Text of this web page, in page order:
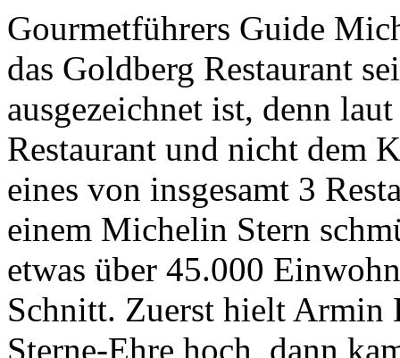
Gourmetführers Guide
das Goldberg Restaurant
ausgezeichnet ist, denn
Restaurant und nicht dem
eines von insgesamt 3
einem Michelin Stern
etwas über 45.000
Schnitt. Zuerst hielt Armin
Sterne-Ehre hoch, dann